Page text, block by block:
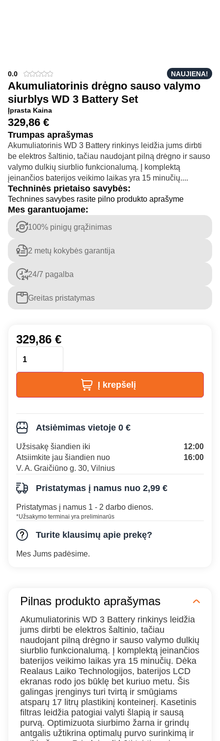
0.0 NAUJIENA!
Akumuliatorinis drėgno sauso valymo
siurblys WD 3 Battery Set
Įprasta Kaina
329,86 €
Trumpas aprašymas
Akumuliatorinis WD 3 Battery rinkinys leidžia jums dirbti
be elektros šaltinio, tačiau naudojant pilną drėgno ir sauso
valymo dulkių siurblio funkcionalumą. Į komplektą
įeinančios baterijos veikimo laikas yra 15 minučių....
Techninės prietaiso savybės:
Technines savybes rasite pilno produkto aprašyme
Mes garantuojame:
100% pinigų grąžinimas
2 metų kokybės garantija
24/7 pagalba
Greitas pristatymas
329,86 €
Į krepšelį
Atsiėmimas vietoje 0 €
Užsisakę šiandien iki
12:00
Atsiimkite jau šiandien nuo
16:00
V. A. Graičiūno g. 30, Vilnius
Pristatymas į namus nuo 2,99 €
Pristatymas į namus 1 - 2 darbo dienos.
*Užsakymo terminai yra preliminarūs
Turite klausimų apie prekę?
Mes Jums padėsime.
Pilnas produkto aprašymas
Akumuliatorinis WD 3 Battery rinkinys leidžia
jums dirbti be elektros šaltinio, tačiau
naudojant pilną drėgno ir sauso valymo dulkių
siurblio funkcionalumą. Į komplektą įeinančios
baterijos veikimo laikas yra 15 minučių. Dėka
Realaus Laiko Technologijos, baterijos LCD
ekranas rodo jos būklę bet kuriuo metu. Šis
galingas įrenginys turi tvirtą ir smūgiams
atsparų 17 litrų plastikinį konteinerį. Kasetinis
filtras leidžia patogiai valyti šlapią ir sausą
purvą. Optimizuota siurbimo žarna ir grindų
antgalis užtikrina optimalų purvo surinkimą ir